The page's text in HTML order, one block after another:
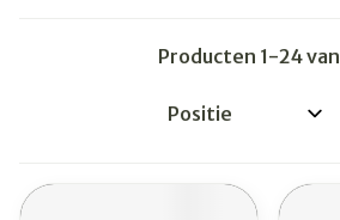
Producten 1-24van
Sorteer op: